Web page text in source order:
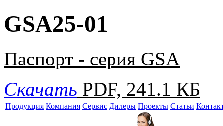
GSA25-01
Паспорт - серия GSA
Скачать PDF, 241.1 КБ
Продукция Компания Сервис Дилеры Проекты Статьи